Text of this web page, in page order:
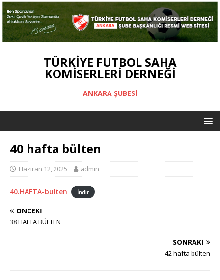
TÜRKIYE FUTBOL SAHA
KOMISERLERI DERNEĞI
ANKARA ŞUBESİ
40 hafta bülten
Haziran 12, 2025 admin
40.HAFTA-bulten İndir
ÖNCEKI
38 HAFTA BÜLTEN
SONRAKI
42 hafta bülten